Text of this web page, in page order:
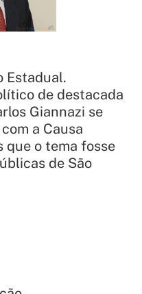
Estadual.
de destacada
Giannazi se
a Causa
que o tema fosse
de São